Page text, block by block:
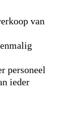
van
personeel
ieder